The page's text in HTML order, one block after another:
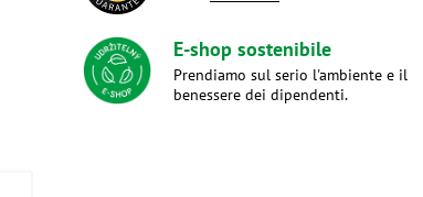
E-shop sostenibile
Prendiamo sul serio l'ambiente e il
benessere dei dipendenti.